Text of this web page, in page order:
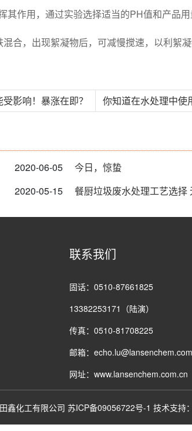
作用，通过实验选择适当的PH值和产品用
合，出现絮凝物后，可减慢搅速，以利絮凝
影响！暴涨在即？ 你知道在水处理中使
2020-06-05 今日，惊蛰
2020-05-15 餐厨垃圾废水处理工艺选择
联系我们
固话：0510-87661825
13382253171（陆演）
传真：0510-81708225
邮箱：
网址：www.lansenchem.com.cn
鑫化工有限公司 苏ICP备09056722号-1 技术支持：